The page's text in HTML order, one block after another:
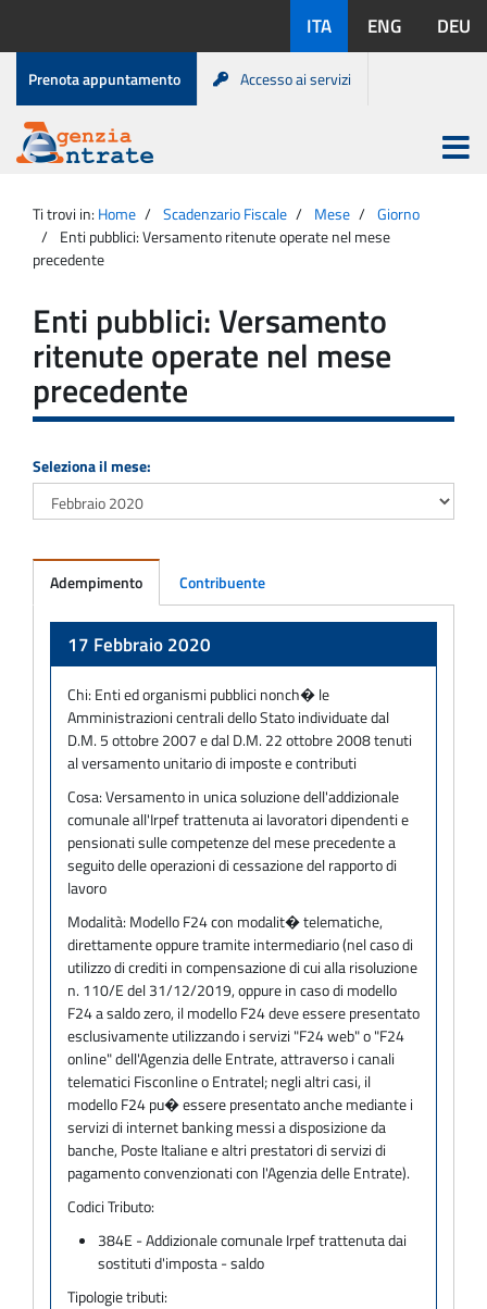
contenuto
disponibili:
ITA ENG DEU
Menu
di
servizio
Prenota appuntamento Accesso ai servizi
Agenzia
Entrate
Apri
menu
principale
Ti trovi in: Home Scadenzario Fiscale Mese
Giorno
Enti pubblici: Versamento ritenute operate nel mese
precedente
Enti pubblici: Versamento
ritenute operate nel mese
precedente
Seleziona il mese:
Adempimento Contribuente
17 Febbraio 2020
Chi: Enti ed organismi pubblici nonch� le
Amministrazioni centrali dello Stato individuate dal
D.M. 5 ottobre 2007 e dal D.M. 22 ottobre 2008 tenuti
al versamento unitario di imposte e contributi
Cosa:Versamento in unica soluzione dell'addizionale
comunale all'Irpef trattenuta ai lavoratori dipendenti e
pensionati sulle competenze del mese precedente a
seguito delle operazioni di cessazione del rapporto di
lavoro
Modalità: Modello F24 con modalit� telematiche,
direttamente oppure tramite intermediario (nel caso di
utilizzo di crediti in compensazione di cui alla risoluzione
n. 110/E del 31/12/2019, oppure in caso di modello
F24 a saldo zero, il modello F24 deve essere presentato
esclusivamente utilizzando i servizi "F24 web" o "F24
online" dell'Agenzia delle Entrate, attraverso i canali
telematici Fisconline o Entratel; negli altri casi, il
modello F24 pu� essere presentato anche mediante i
servizi di internet banking messi a disposizione da
banche, Poste Italiane e altri prestatori di servizi di
pagamento convenzionati con l'Agenzia delle Entrate).
Codici Tributo:
384E - Addizionale comunale Irpef trattenuta dai
sostituti d'imposta - saldo
Tipologie tributi: